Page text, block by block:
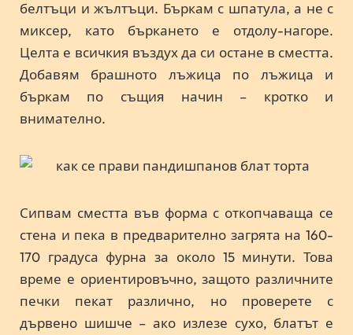
белтъци и жълтъци. Бъркам с шпатула, а не с
миксер, като бъркането е отдолу-нагоре.
Целта е всичкия въздух да си остане в сместта.
Добавям брашното лъжица по лъжица и
бъркам по същия начин – кротко и
внимателно.
Сипвам сместта във форма с откопчаваща се
стена и пека в предварително загрята на 160-
170 градуса фурна за около 15 минути. Това
време е ориентировъчно, защото различните
печки пекат различно, но проверете с
дървено шишче – ако излезе сухо, блатът е